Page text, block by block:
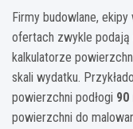
Firmy budowlane,
ofertach zwykle podają
kalkulatorze
skali wydatku.
powierzchni podłogi 90
powierzchni do